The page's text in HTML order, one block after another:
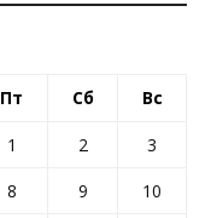
Пт Сб Вс
1 2
3
8 9
10